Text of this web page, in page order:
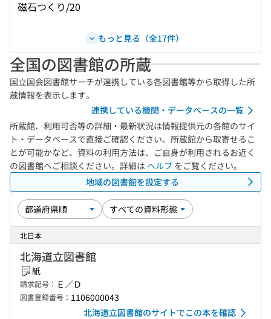
磁石つくり/20
もっと見る（全17件）
全国の図書館の所蔵
国立国会図書館サーチが連携している各図書館等から取得した所
蔵情報を表示します。
連携している機関・データベースの一覧
所蔵館、利用可否等の詳細・最新状況は情報提供元の各館のサイ
ト・データベースで直接ご確認ください。所蔵館から取寄せるこ
とが可能かなど、資料の利用方法は、ご自身が利用されるお近く
の図書館へご相談ください。詳細は ヘルプ をご覧ください。
地域の図書館を設定する
北日本
北海道立図書館
紙
請求記号： Ｅ／Ｄ
図書登録番号： 1106000043
北海道立図書館のサイトでこの本を確認